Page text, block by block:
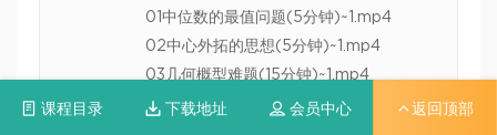
01中位数的最值问题(5分钟)~1.mp4
02中心外拓的思想(5分钟)~1.mp4
03几何概型难题(15分钟)~1.mp4
04复杂的回归问题(34分钟)~1.mp4
课程目录 下载地址 会员中心 返回顶部